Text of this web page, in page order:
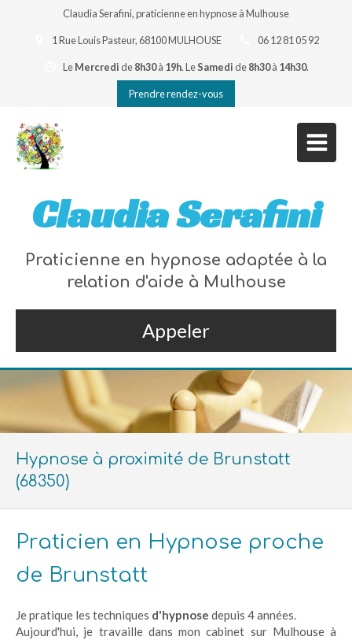
Claudia Serafini, praticienne en hypnose à Mulhouse
1 Rue Louis Pasteur, 68100 MULHOUSE 06 12 81 05 92
LeMercredi de8h30à 19h.LeSamedi de8h30à 14h30.
Prendre rendez-vous
Claudia Serafini
Praticienne en hypnose adaptée à la
relation d'aide à Mulhouse
Appeler
Hypnose à proximité de Brunstatt
(68350)
Praticien en Hypnose proche
de Brunstatt
Je pratique les techniques d'hypnose depuis 4 années.
Aujourd'hui, je travaille dans mon cabinet sur Mulhouse à